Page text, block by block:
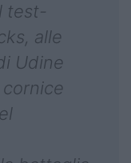
test-
alle
Udine
cornice